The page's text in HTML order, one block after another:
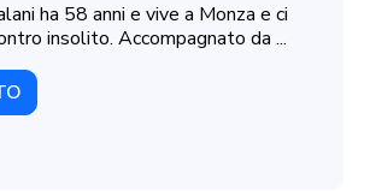
ha 58 anni e vive a Monza e ci
insolito. Accompagnato da ...